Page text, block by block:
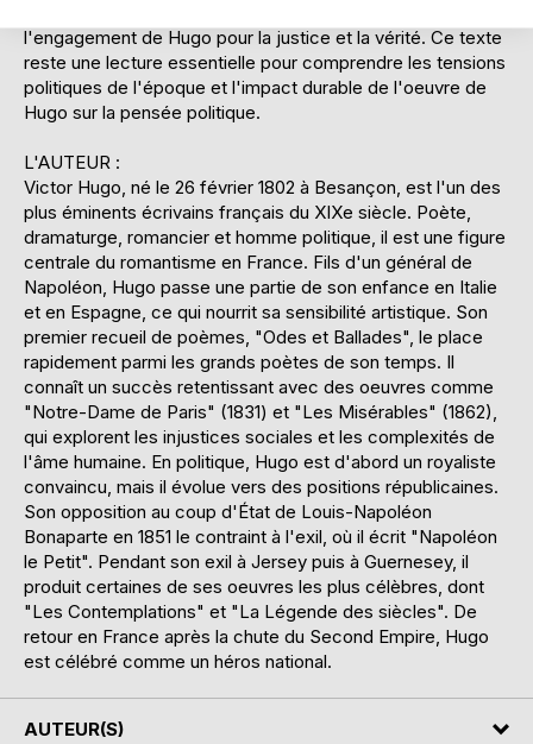
l'engagement de Hugo pour la justice et la vérité. Ce texte
reste une lecture essentielle pour comprendre les tensions
politiques de l'époque et l'impact durable de l'oeuvre de
Hugo sur la pensée politique.
L'AUTEUR :
Victor Hugo, né le 26 février 1802 à Besançon, est l'un des
plus éminents écrivains français du XIXe siècle. Poète,
dramaturge, romancier et homme politique, il est une figure
centrale du romantisme en France. Fils d'un général de
Napoléon, Hugo passe une partie de son enfance en Italie
et en Espagne, ce qui nourrit sa sensibilité artistique. Son
premier recueil de poèmes, "Odes et Ballades", le place
rapidement parmi les grands poètes de son temps. Il
connaît un succès retentissant avec des oeuvres comme
"Notre-Dame de Paris" (1831) et "Les Misérables" (1862),
qui explorent les injustices sociales et les complexités de
l'âme humaine. En politique, Hugo est d'abord un royaliste
convaincu, mais il évolue vers des positions républicaines.
Son opposition au coup d'État de Louis-Napoléon
Bonaparte en 1851 le contraint à l'exil, où il écrit "Napoléon
le Petit". Pendant son exil à Jersey puis à Guernesey, il
produit certaines de ses oeuvres les plus célèbres, dont
"Les Contemplations" et "La Légende des siècles". De
retour en France après la chute du Second Empire, Hugo
est célébré comme un héros national.
AUTEUR(S)